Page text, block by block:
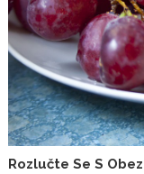
Rozlučte Se S